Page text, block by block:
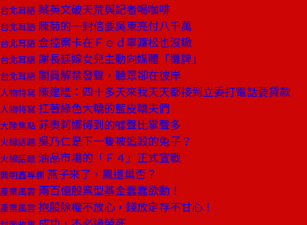
台北耳語 蔡英文破天荒與記者喝咖啡
台北耳語 陳菊的一封信要吳東亮付八千萬
台北耳語 金控案卡在Ｆｅｄ辜濂松也沒轍
台北耳語 謝長廷嫁女兒主動向媒體「攤牌」
台北耳語 閣員解禁發聲，聽眾卻在彼岸
人物特寫 陳建隆：四十多天來我天天都接到立委打電話要貸款
人物特寫 扛著綠色大轎的藍皮轎夫們
大陸焦點 菲奧莉娜得到的噓聲比掌聲多
火線話題 吳乃仁是下一隻被追殺的兔子？
火線話題 油品市場的「Ｆ４」正式宣戰
龔明鑫專欄 燕子來了，鳳還巢否？
產業風雲 兩百億股票型基金蠢蠢欲動！
產業風雲 抱股除權不放心，錢放定存不甘心！